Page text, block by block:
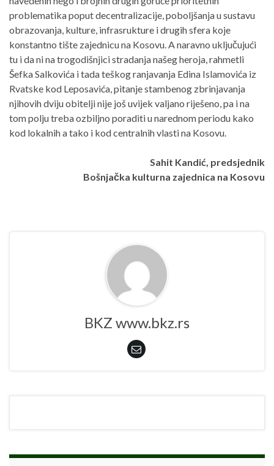
problematika poput decentralizacije, poboljšanja u sustavu
obrazovanja, kulture, infrasrukture i drugih sfera koje
konstantno tište zajednicu na Kosovu. A naravno uključujući
tu i da ni na trogodišnjici stradanja našeg heroja, rahmetli
Šefka Salkovića i tada teškog ranjavanja Edina Islamovića iz
Rvatske kod Leposavića, pitanje stambenog zbrinjavanja
njihovih dviju obitelji nije još uvijek valjano riješeno, pa i na
tom polju treba ozbiljno poraditi u narednom periodu kako
kod lokalnih a tako i kod centralnih vlasti na Kosovu.
Sahit Kandić, predsjednik
Bošnjačka kulturna zajednica na Kosovu
BKZ www.bkz.rs